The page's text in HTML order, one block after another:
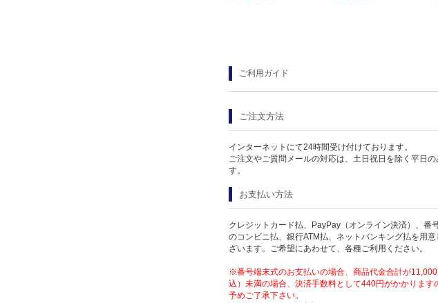
ご利用ガイド
ご注文方法
インターネットにて24時間受け付けております。
ご注文やご質問メールの対応は、土日祝日を除く平日の
す。
お支払い方法
クレジットカード払、PayPay（オンライン決済）、番
のコンビニ払、銀行ATM払、ネットバンキング払を用意
ざいます。ご希望にあわせて、各種ご利用ください。
※番号端末式のお支払いの場合、商品代金合計が
込）未満の場合、決済手数料として440円がかかります
予めご了承下さい。